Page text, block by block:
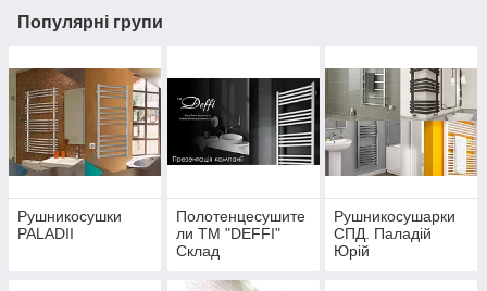
Популярні групи
Рушникосушки
PALADII
Полотенцесушите
ли TM "DEFFI"
Склад
Рушникосушарки
СПД. Паладій
Юрій